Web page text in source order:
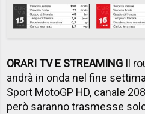
ORARI TV E STREAMING Il
andrà in onda nel fine
Sport MotoGP HD, canale
però saranno trasmesse